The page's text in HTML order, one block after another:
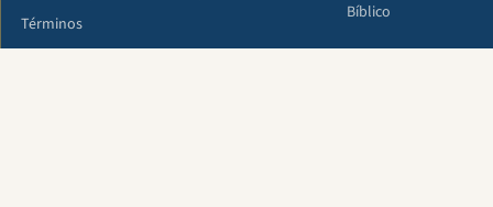
Términos
Bíblico